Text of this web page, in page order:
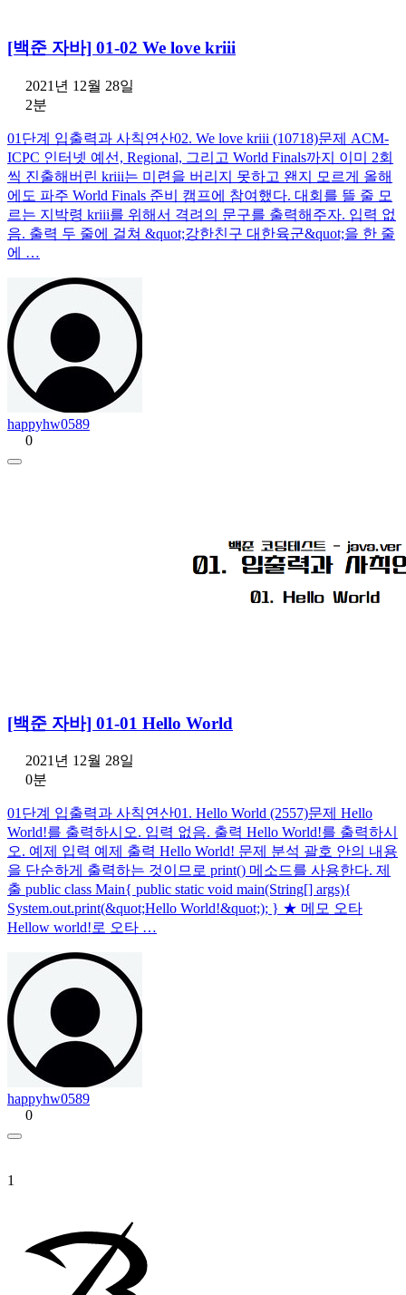
[백준 자바] 01-02 We love kriii
2021년 12월 28일
2분
01단계 입출력과 사칙연산02. We love kriii (10718)문제 ACM-
ICPC 인터넷 예선, Regional, 그리고 World Finals까지 이미 2회
씩 진출해버린 kriii는 미련을 버리지 못하고 왠지 모르게 올해
에도 파주 World Finals 준비 캠프에 참여했다. 대회를 뜰 줄 모
르는 지박령 kriii를 위해서 격려의 문구를 출력해주자. 입력 없
음. 출력 두 줄에 걸쳐 &quot;강한친구 대한육군&quot;을 한 줄
에 …
happyhw0589
0
[백준 자바] 01-01 Hello World
2021년 12월 28일
0분
01단계 입출력과 사칙연산01. Hello World (2557)문제 Hello
World!를 출력하시오. 입력 없음. 출력 Hello World!를 출력하시
오. 예제 입력 예제 출력 Hello World! 문제 분석 괄호 안의 내용
을 단순하게 출력하는 것이므로 print() 메소드를 사용한다. 제
출 public class Main{ public static void main(String[] args){
System.out.print(&quot;Hello World!&quot;); } ★ 메모 오타
Hellow world!로 오타 …
happyhw0589
0
1